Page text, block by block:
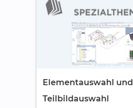
Elementauswahl und
Teilbildauswahl